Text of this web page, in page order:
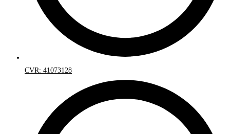
CVR: 41073128